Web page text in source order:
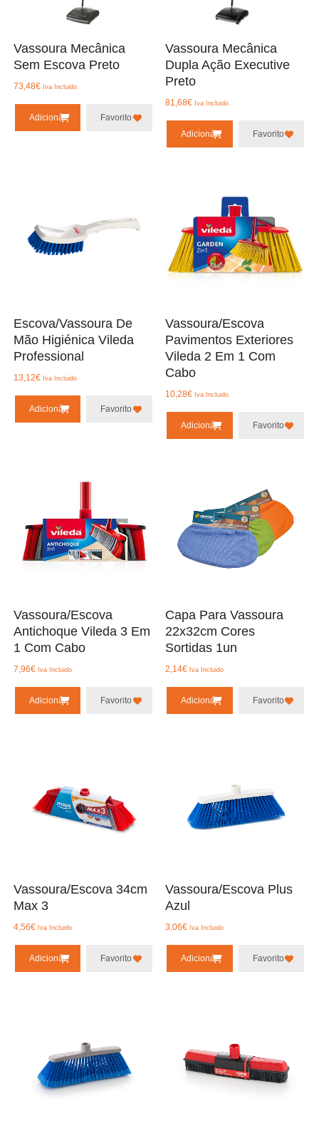
Vassoura Mecânica
Sem Escova Preto
73,48€ Iva Incluido
Adicionar Favorito
Vassoura Mecânica
Dupla Ação Executive
Preto
81,68€ Iva Incluido
Adicionar Favorito
Escova/Vassoura De
Mão Higiénica Vileda
Professional
13,12€ Iva Incluido
Adicionar Favorito
Vassoura/Escova
Pavimentos Exteriores
Vileda 2 Em 1 Com
Cabo
10,28€ Iva Incluido
Adicionar Favorito
Vassoura/Escova
Antichoque Vileda 3 Em
1 Com Cabo
7,96€ Iva Incluido
Adicionar Favorito
Capa Para Vassoura
22x32cm Cores
Sortidas 1un
2,14€ Iva Incluido
Adicionar Favorito
Vassoura/Escova 34cm
Max 3
4,56€ Iva Incluido
Adicionar Favorito
Vassoura/Escova Plus
Azul
3,06€ Iva Incluido
Adicionar Favorito